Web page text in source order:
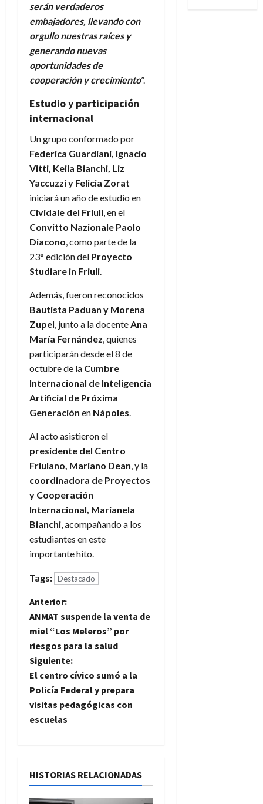
serán verdaderos
embajadores, llevando con
orgullo nuestras raíces y
generando nuevas
oportunidades de
cooperación y crecimiento”.
Estudio y participación
internacional
Un grupo conformado por
Federica Guardiani, Ignacio
Vitti, Keila Bianchi, Liz
Yaccuzzi y Felicia Zorat
iniciará un año de estudio en
Cividale del Friuli, en el
Convitto Nazionale Paolo
Diacono, como parte de la
23° edición del Proyecto
Studiare in Friuli.
Además, fueron reconocidos
Bautista Paduan y Morena
Zupel, junto a la docenteAna
María Fernández, quienes
participarán desde el 8 de
octubre de la Cumbre
Internacional de Inteligencia
Artificial de Próxima
Generación en Nápoles.
Al acto asistieron el
presidente del Centro
Friulano, Mariano Dean, y la
coordinadora de Proyectos
y Cooperación
Internacional, Marianela
Bianchi, acompañando a los
estudiantes en este
importante hito.
Tags: Destacado
N
a
v
e
g
a
i
Anterior:
ANMAT suspende la venta de
miel “Los Meleros” por
riesgos para la salud
Siguiente:
El centro cívico sumó a la
Policía Federal y prepara
visitas pedagógicas con
escuelas
HISTORIAS RELACIONADAS